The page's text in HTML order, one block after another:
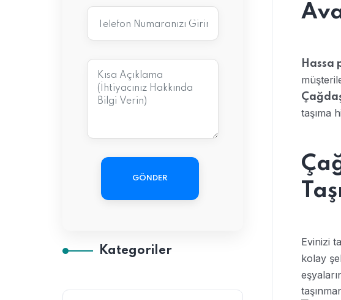
Hassa
taşıma
Evinizi
kolay
GÖNDER
Kategoriler